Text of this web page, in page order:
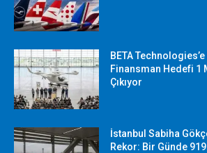
BETA
Finansman Hedefi 1
Çıkıyor
İstanbul Sabiha
Rekor: Bir Günde